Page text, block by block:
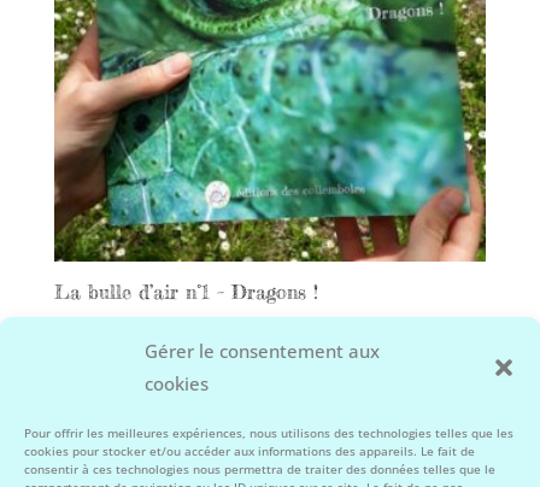
Gérer le consentement aux
cookies
Pour offrir les meilleures expériences, nous utilisons des technologies telles que les
cookies pour stocker et/ou accéder aux informations des appareils. Le fait de
consentir à ces technologies nous permettra de traiter des données telles que le
La bulle d’air n°1 – Dragons !
Facebook
Instagram